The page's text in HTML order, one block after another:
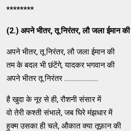
********
(2.) अपने भीतर, तू निरंतर, लौ जला ईमान की
अपने भीतर, तू निरंतर, लौ जला ईमान की
तम के बदल भी छंटेंगे, यादकर भगवान की
अपने भीतर तू निरंतर .......................
है खुदा के नूर से ही, रौशनी संसार में
वो तेरी कश्ती संभाले, जब घिरे मंझधार में
हुक्म उसका ही चले, औकात क्या तूफ़ान की